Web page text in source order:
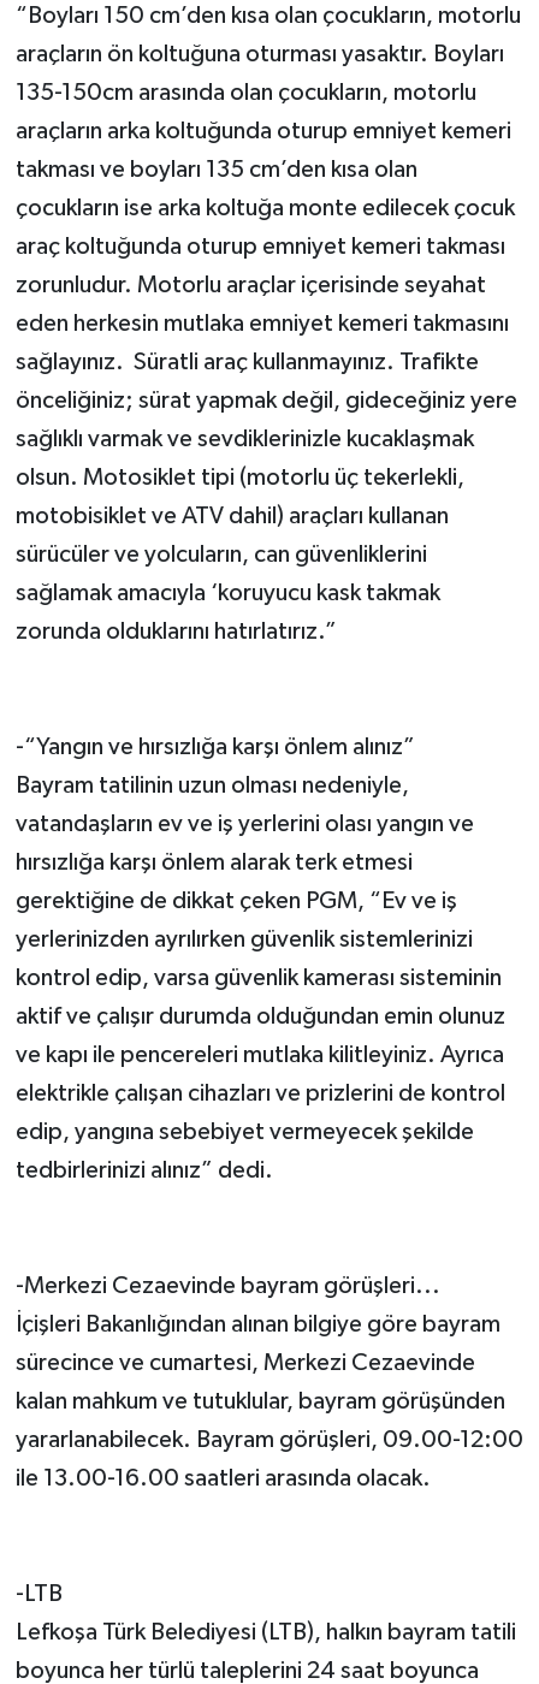
“Boyları 150 cm’den kısa olan çocukların, motorlu
araçların ön koltuğuna oturması yasaktır. Boyları
135-150cm arasında olan çocukların, motorlu
araçların arka koltuğunda oturup emniyet kemeri
takması ve boyları 135 cm’den kısa olan
çocukların ise arka koltuğa monte edilecek çocuk
araç koltuğunda oturup emniyet kemeri takması
zorunludur. Motorlu araçlar içerisinde seyahat
eden herkesin mutlaka emniyet kemeri takmasını
sağlayınız. Süratli araç kullanmayınız. Trafikte
önceliğiniz; sürat yapmak değil, gideceğiniz yere
sağlıklı varmak ve sevdiklerinizle kucaklaşmak
olsun. Motosiklet tipi (motorlu üç tekerlekli,
motobisiklet ve ATV dahil) araçları kullanan
sürücüler ve yolcuların, can güvenliklerini
sağlamak amacıyla ‘koruyucu kask takmak
zorunda olduklarını hatırlatırız.”
-“Yangın ve hırsızlığa karşı önlem alınız”
Bayram tatilinin uzun olması nedeniyle,
vatandaşların ev ve iş yerlerini olası yangın ve
hırsızlığa karşı önlem alarak terk etmesi
gerektiğine de dikkat çeken PGM, “Ev ve iş
yerlerinizden ayrılırken güvenlik sistemlerinizi
kontrol edip, varsa güvenlik kamerası sisteminin
aktif ve çalışır durumda olduğundan emin olunuz
ve kapı ile pencereleri mutlaka kilitleyiniz. Ayrıca
elektrikle çalışan cihazları ve prizlerini de kontrol
edip, yangına sebebiyet vermeyecek şekilde
tedbirlerinizi alınız” dedi.
-Merkezi Cezaevinde bayram görüşleri...
İçişleri Bakanlığından alınan bilgiye göre bayram
sürecince ve cumartesi, Merkezi Cezaevinde
kalan mahkum ve tutuklular, bayram görüşünden
yararlanabilecek. Bayram görüşleri, 09.00-12:00
ile 13.00-16.00 saatleri arasında olacak.
-LTB
Lefkoşa Türk Belediyesi (LTB), halkın bayram tatili
boyunca her türlü taleplerini 24 saat boyunca